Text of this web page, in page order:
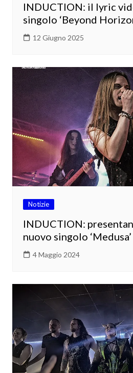
INDUCTION: il lyric
singolo ‘Beyond
12 Giugno 2025
Notizie
INDUCTION:
nuovo singolo ‘Medusa’
4 Maggio 2024